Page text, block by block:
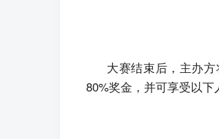
大赛结束后，主办
80%奖金， 并可享受以下